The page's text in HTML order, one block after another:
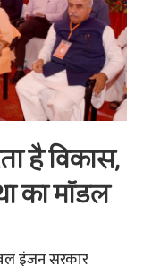
है विकास,
का मॉडल
इंजन सरकार